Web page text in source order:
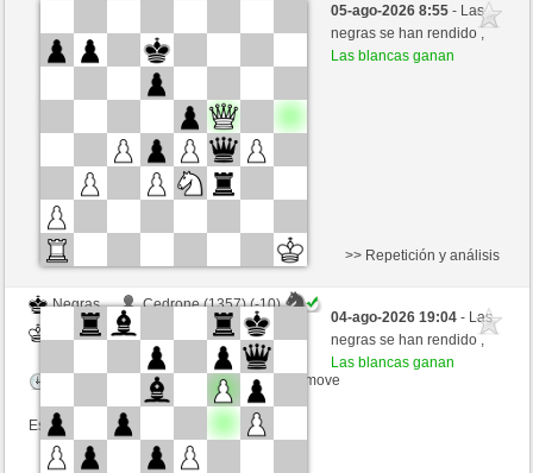
Tiempo: 15 minutes/side + 20 seconds/move
Esta partida es por puntos
05-ago-2026 8:55- Las
negras se han rendido ,
Las blancas ganan
Negras
Cedrone (1357) (-10)
Blancas
jt778 (1490) (+10)
Tiempo: 15 minutes/side + 20 seconds/move
Esta partida es por puntos
>> Repetición y análisis
04-ago-2026 19:04- Las
negras se han rendido ,
Las blancas ganan